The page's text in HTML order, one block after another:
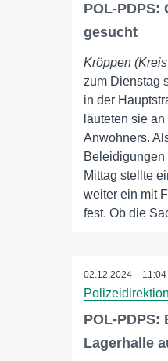
POL-PDPS:
gesucht
Kröppen
zum Dienstag
in der
läuteten sie
Anwohners.
Beleidigungen
Mittag stellte
weiter ein mit
fest. Ob die
02.12.2024 – 11:04
POL-PDPS:
Lagerhalle